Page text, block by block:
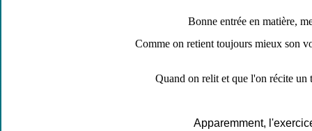
Bonne entrée en matière,
Comme on retient toujours mieux son
Quand on relit et que l'on réciteun
Apparemment,